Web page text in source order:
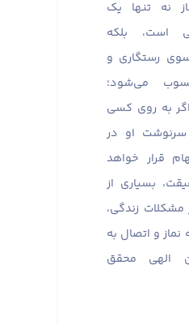
نه تنها یک
است، بلکه
رستگاری و
می‌شود؛
به روی کسی
سرنوشت او در
قرار خواهد
بسیاری از
زندگی،
نماز و اتصال به
الهی محقق